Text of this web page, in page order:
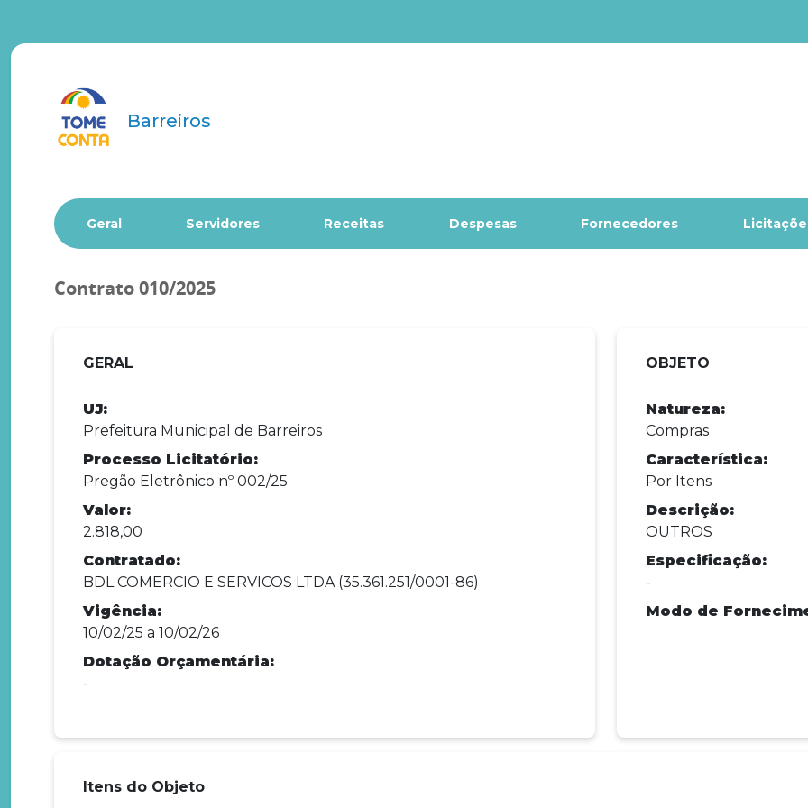
Barreiros
Geral Servidores Receitas Despesas Fornecedores
Contrato 010/2025
GERAL
UJ:
Prefeitura Municipal de Barreiros
Processo Licitatório:
Pregão Eletrônico nº 002/25
Valor:
2.818,00
Contratado:
BDL COMERCIO E SERVICOS LTDA (35.361.251/0001-86)
Vigência:
10/02/25 a 10/02/26
Dotação Orçamentária:
-
OBJETO
Natureza:
Compras
Característica:
Por Itens
Descrição:
OUTROS
Especificação:
-
Modo de
Itens do Objeto